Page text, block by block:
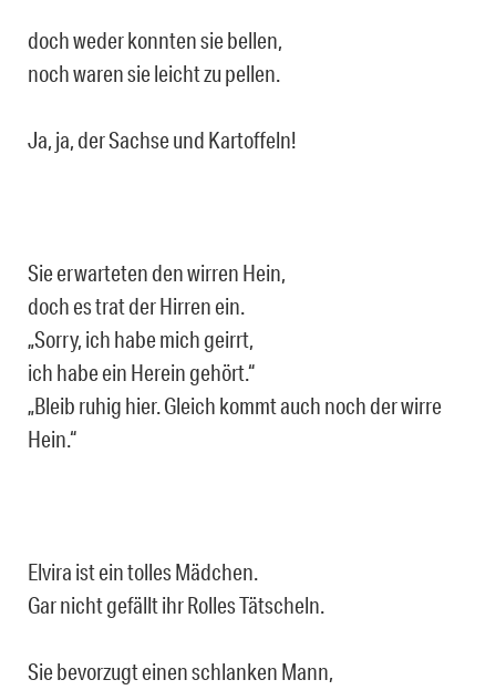
doch weder konnten sie bellen,
noch waren sie leicht zu pellen.
Ja, ja, der Sachse und Kartoffeln!
Sie erwarteten den wirren Hein,
doch es trat der Hirren ein.
„Sorry, ich habe mich geirrt,
ich habe ein Herein gehört.“
„Bleib ruhig hier. Gleich kommt auch noch der wirre
Hein.“
Elvira ist ein tolles Mädchen.
Gar nicht gefällt ihr Rolles Tätscheln.
Sie bevorzugt einen schlanken Mann,